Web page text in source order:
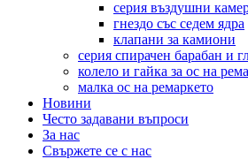
серия въздушни
гнездо със седем ядра
клапани за камиони
серия спирачен барабан и
колело и гайка за ос на
малка ос на ремаркето
Новини
Често задавани въпроси
За нас
Свържете се с нас